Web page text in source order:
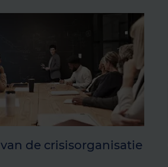
de crisisorganisatie